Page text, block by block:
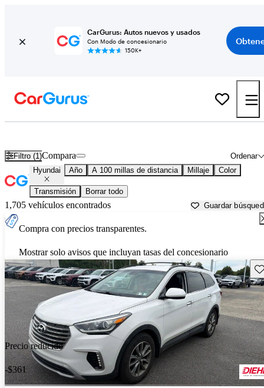
CarGurus: Autos nuevos y usados
Con Modo de concesionario
150K+
Filtro (1) Ordenar
Compara
Hyundai Año A 100 millas de distancia Millaje Color
Transmisión Borrar todo
1,705 vehículos encontrados Guardar
Compra con precios transparentes.
Mostrar solo avisos que incluyan tasas del concesionario
Precio reducido
-$361